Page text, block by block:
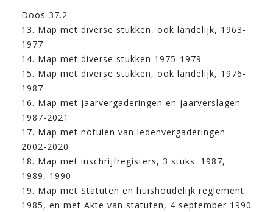
Doos 37.2
13. Map met diverse stukken, ook landelijk, 1963-
1977
14. Map met diverse stukken 1975-1979
15. Map met diverse stukken, ook landelijk, 1976-
1987
16. Map met jaarvergaderingen en jaarverslagen
1987-2021
17. Map met notulen van ledenvergaderingen
2002-2020
18. Map met inschrijfregisters, 3 stuks: 1987,
1989, 1990
19. Map met Statuten en huishoudelijk reglement
1985, en met Akte van statuten, 4 september 1990